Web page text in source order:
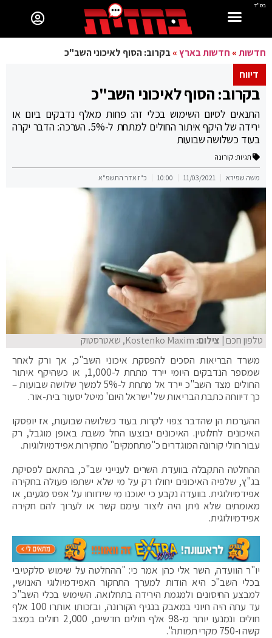
בס"ד
חדשות» חדשות בארץ»בקרוב: הסוף לאיכוני השב"כ
דיווח
בקרוב: הסוף לאיכוני השב"כ
התנאים לסיום השימוש בכלי זה: פחות מאלף נדבקים ביום או
ירידה של היקף איתור החולים למתחת ל-5%. הערכה: הדבר יקרה
בעוד כשלושה שבועות
תגיות: קורונה
משה שפירא 11/03/2021
10:00 כ"ז אדר התשפ"א
טלפון חכם | צילום: Kostenko Maxim, שאטרסטוק
משרד הבריאות הסכים להפסקת איכוני השב"כ, אך ורק לאחר
שמספר הנדבקים היומי יירד מתחת ל-1,000, או כשהיקף איתור
החולים מצד השב"כ יירד אל מתחת ל-5% למשך שלושה שבועות –
כך דיווחה כתבת הבריאות של 'ישראל היום' מיטל יסעור בית-אור.
ההערכות הן שהדבר צפוי לקרות בעוד כשלושה שבועות, אז יופסקו
האיכונים לחלוטין. האיכונים יבוצעו החל משבת באופן מוגבל, רק
עבור חולי קורונה המוגדרים כ"מתחמקים" מחקירות אפידמיולוגיות.
ההחלטה התקבלה בוועדת השרים לענייני שב"כ, בהתאם לפסיקת
בג"ץ, שלפיה האיכונים יחולו רק על מי שלא ישתפו פעולה בחקירה
אפידמיולוגית. בוועדה נקבע כי יאוכנו מי שידווחו על אפס מגעים, או
מאומתים שלא ניתן היה ליצור עימם קשר או לערוך להם חקירה
אפידמיולוגית.
יו"ר הוועדה, השר אלי כהן אמר כי: "ההחלטה על שימוש סלקטיבי
בכלי השב"כ היא הודות למערך התחקור האפידמיולוגי האנושי,
למבצע החיסונים ולמגמת הירידה בתחלואה. השימוש בכלי השב"כ
עד עתה היה חיוני במאבק בנגיף הקורונה, ובזכותו אותרו 100 אלף
חולים ונמנעו יותר מ-98 אלף חולים חדשים, 2,000 חולים במצב
קשה ו-750 מקרי תמותה".